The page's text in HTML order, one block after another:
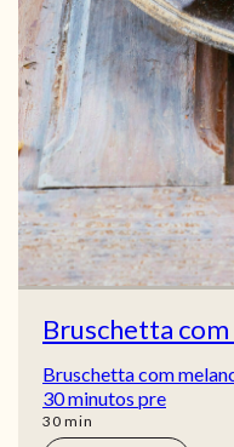
Bruschetta
Bruschetta com
30 minutos pre
30min
min